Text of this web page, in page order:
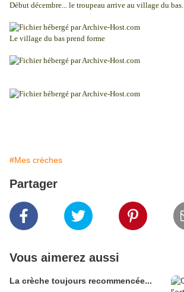
Début décembre... le troupeau arrive au village du bas.
Le village du bas prend forme
#Mes crèches
Partager
Vous aimerez aussi
La crèche toujours recommencée...